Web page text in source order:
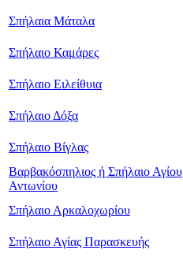
Σπήλαια Μάταλα
Σπήλαιο Καμάρες
Σπήλαιο Ειλείθυια
Σπήλαιο Δόξα
Σπήλαιο Βίγλας
Βαρβακόσπηλιος ή Σπήλαιο Αγίου
Αντωνίου
Σπήλαιο Αρκαλοχωρίου
Σπήλαιο Αγίας Παρασκευής